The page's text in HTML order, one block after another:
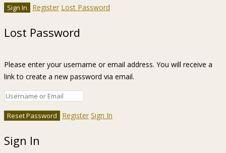
Register Lost Password
Lost Password
Please enter your username or email address. You will receive a
link to create a new password via email.
Register Sign In
Sign In